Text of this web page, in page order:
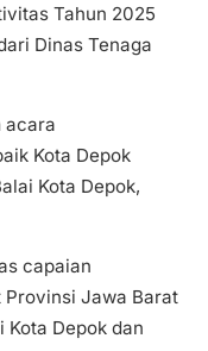
Tahun 2025
Dinas Tenaga
acara
Kota Depok
Kota Depok,
capaian
Provinsi Jawa Barat
Kota Depok dan